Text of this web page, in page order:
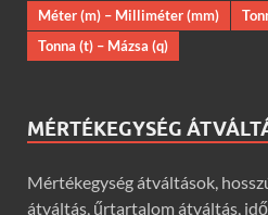
Méter (m) – Milliméter (mm)
Tonna (t) – Mázsa (q)
MÉRTÉKEGYSÉG
Mértékegység átváltások,
átváltás, űrtartalom átváltás,